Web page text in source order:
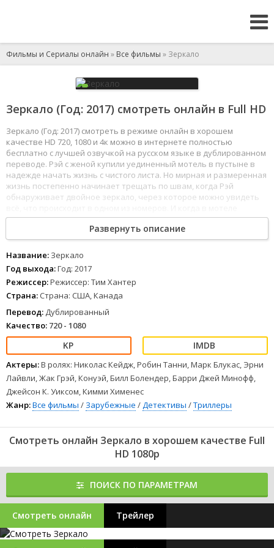
Фильмы и Сериалы онлайн » Все фильмы » Зеркало
Зеркало (Год: 2017) смотреть онлайн в Full HD
Зеркало (Год: 2017) смотреть в режиме онлайн в хорошем
качестве HD 720, 1080 и 4к можно в интернете полностью
бесплатно с лучшей озвучкой на русском языке в дублированном
переводе. Рэй с женой купили уединенный мотель в пустыне в
надежде начать жизнь с чистого листа. Но мирная и размеренная
жизнь постепенно начинает трещать по швам, когда Рэй
обнаруживает двойное зеркало, через которое можно увидеть
пропадает постоялица, то подозрение падает на владельцев.
Развернуть описание
Название: Зеркало
Год выхода:Год: 2017
Режиссер:Режиссер: Тим Хантер
Страна: Страна: США, Канада
Перевод: Дублированный
Качество: 720 - 1080
Актеры:В ролях: Николас Кейдж, Робин Танни, Марк Блукас, Эрни
Лайвли, Жак Грэй, Конуэй, Билл Болендер, Барри Джей Минофф,
Джейсон К. Уиксом, Кимми Хименес
Жанр:Все фильмы / Зарубежные /Детективы /Триллеры
Смотреть онлайн Зеркало в хорошем качестве Full
HD 1080p
ПОИСК ПО ПАРАМЕТРАМ
Смотреть онлайн Трейлер